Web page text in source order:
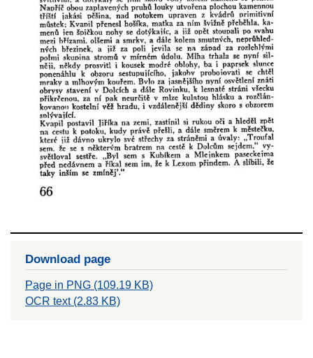
Download page
Page in PNG (109.19 KB)
OCR text (2.83 KB)